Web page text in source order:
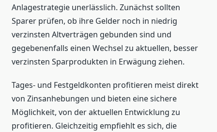
Anlagestrategie unerlässlich. Zunächst sollten
Sparer prüfen, ob ihre Gelder noch in niedrig
verzinsten Altverträgen gebunden sind und
gegebenenfalls einen Wechsel zu aktuellen, besser
verzinsten Sparprodukten in Erwägung ziehen.
Tages- und Festgeldkonten profitieren meist direkt
von Zinsanhebungen und bieten eine sichere
Möglichkeit, von der aktuellen Entwicklung zu
profitieren. Gleichzeitig empfiehlt es sich, die